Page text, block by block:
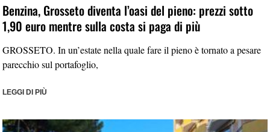
Benzina, Grosseto diventa l’oasi del pieno: prezzi sotto
1,90 euro mentre sulla costa si paga di più
GROSSETO. In un’estate nella quale fare il pieno è tornato a pesare
parecchio sul portafoglio,
LEGGI DI PIÙ